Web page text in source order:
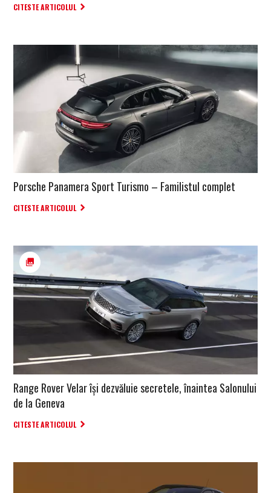
CITESTE ARTICOLUL
Porsche Panamera Sport Turismo – Familistul complet
CITESTE ARTICOLUL
Range Rover Velar își dezvăluie secretele, înaintea Salonului
de la Geneva
CITESTE ARTICOLUL